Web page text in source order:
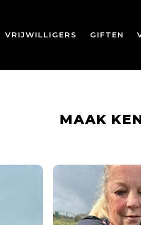
VRIJWILLIGERS GIFTEN
MAAK